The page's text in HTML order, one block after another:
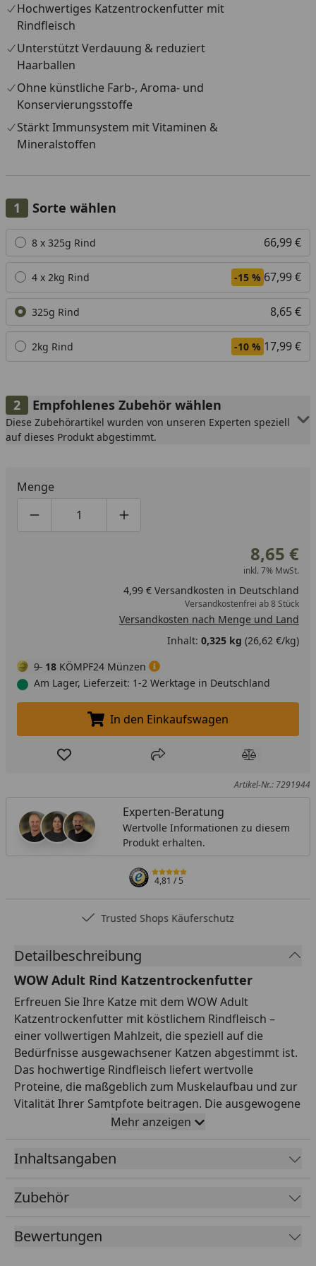
Hochwertiges Katzentrockenfutter mit
Rindfleisch
Unterstützt Verdauung & reduziert
Haarballen
Ohne künstliche Farb-, Aroma- und
Konservierungsstoffe
Stärkt Immunsystem mit Vitaminen &
Mineralstoffen
Sorte wählen
Alle anzeigen (4)
8 x 325g Rind 66,99 €
4 x 2kg Rind -15 % 67,99 €
325g Rind 8,65 €
2kg Rind -10 % 17,99 €
Empfohlenes Zubehör wählen
Diese Zubehörartikel wurden von unseren Experten speziell
auf dieses Produkt abgestimmt.
Menge
Produktmenge um eins verringern
Produktmenge manuell eingeben
Produktmenge um eins erhöhen
8,65 €
inkl. 7% MwSt.
4,99 € Versandkosten in Deutschland
Versandkostenfrei ab 8 Stück
Versandkosten nach Menge und Land
Inhalt: 0,325 kg (26,62 €/kg)
9 18 KÖMPF24 Münzen
Am Lager, Lieferzeit: 1-2 Werktage in Deutschland
In den Einkaufswagen legen
In den Einkaufswagen
Produkt zur Wunschliste hinzufügen
Teilen Produkt
Artikel-Nr.: 7291944
Experten-Beratung
Wertvolle Informationen zu diesem
Produkt erhalten.
4,81/ 5
Trusted Shops Käuferschutz
Detailbeschreibung
WOW Adult Rind Katzentrockenfutter
Erfreuen Sie Ihre Katze mit dem WOW Adult
Katzentrockenfutter mit köstlichem Rindfleisch –
einer vollwertigen Mahlzeit, die speziell auf die
Bedürfnisse ausgewachsener Katzen abgestimmt ist.
Das hochwertige Rindfleisch liefert wertvolle
Proteine, die maßgeblich zum Muskelaufbau und zur
Vitalität Ihrer Samtpfote beitragen. Die ausgewogene
Rezeptur versorgt Ihre Katze zusätzlich mit
essenziellen Vitaminen und Mineralstoffen, die das
Immunsystem stärken und das Wohlbefinden
fördern. Dank einer optimalen Kombination aus Fett
und Ballaststoffen wird die Verdauung sanft
unterstützt und die Bildung von Haarballen effektiv
verringert. Frei von künstlichen Farb-, Aroma- und
Konservierungsstoffen bietet dieses Trockenfutter
Mehr anzeigen
Inhaltsangaben
Zubehör
Bewertungen